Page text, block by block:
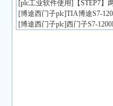
[plc工业软件使用] 【STEP7】
[博途西门子plc]TIA博途S7-
[博途西门子plc]西门子S7-